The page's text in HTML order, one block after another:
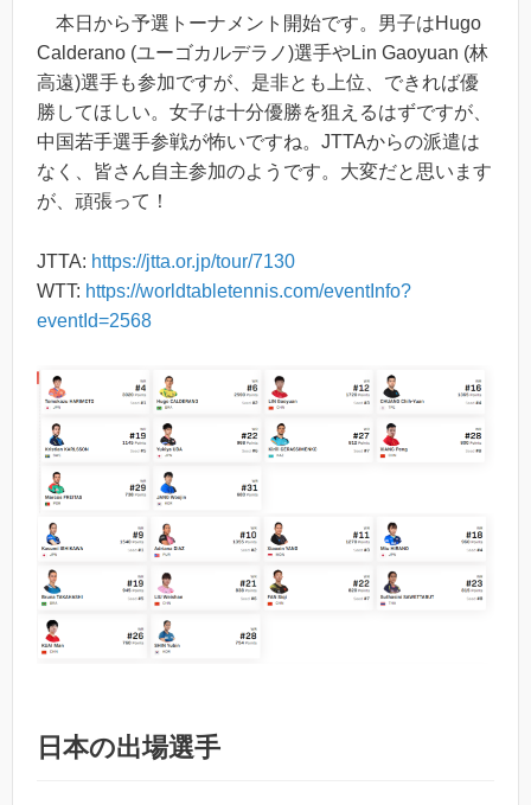
本日から予選トーナメント開始です。男子はHugo
Calderano (ユーゴカルデラノ)選手やLin Gaoyuan (林
高遠)選手も参加ですが、是非とも上位、できれば優
勝してほしい。女子は十分優勝を狙えるはずですが、
中国若手選手参戦が怖いですね。JTTAからの派遣は
なく、皆さん自主参加のようです。大変だと思います
が、頑張って！
JTTA: https://jtta.or.jp/tour/7130
WTT: https://worldtabletennis.com/eventInfo?
eventId=2568
日本の出場選手